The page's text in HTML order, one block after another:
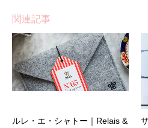
関連記事
ルレ・エ・シャトー｜Relais &